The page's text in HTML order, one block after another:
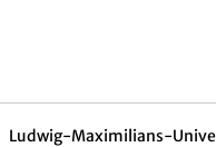
Ludwig-Maximilians-